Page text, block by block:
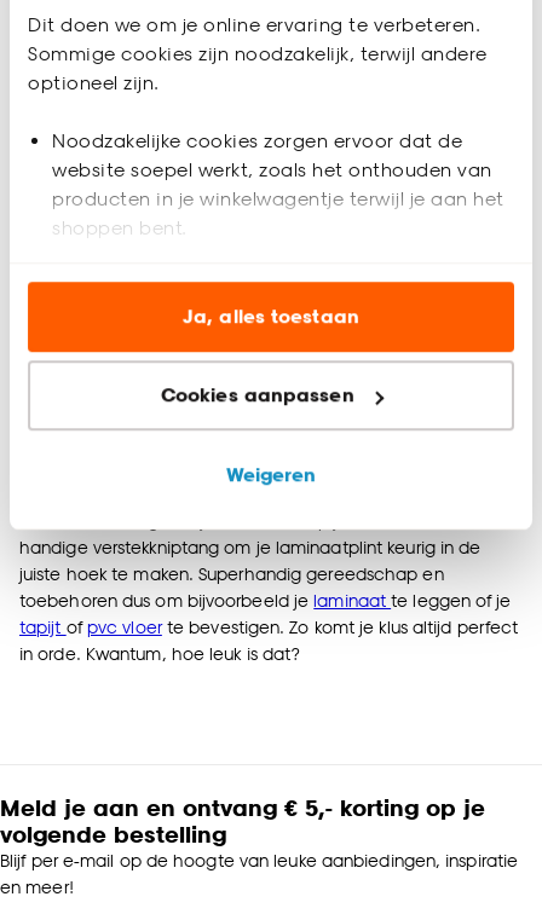
Dit doen we om je online ervaring te verbeteren.
Sommige cookies zijn noodzakelijk, terwijl andere
optioneel zijn.
Noodzakelijke cookies zorgen ervoor dat de
website soepel werkt, zoals het onthouden van
producten in je winkelwagentje terwijl je aan het
shoppen bent.
Analytische cookies (optioneel) helpen ons de
website te verbeteren voor jou en al onze andere
Marketing cookies (optioneel) laten jou
relevante informatie en aanbiedingen zien op
advertenties en communicatie.
Klik op ‘Ja, alles toestaan’ om gebruik te maken
van alle cookies, of klik op ‘weigeren’ om alleen de
noodzakelijke cookies te accepteren. Je kunt er ook
voor kiezen om bepaalde cookies wel of niet te
accepteren door op ‘Cookies aanpassen’ te
cookieverklaring.
Ja, alles toestaan
Cookies aanpassen
Weigeren
Verstekkniptang
5 ( )
-
Goedkope laminaatsnijder en meer: alles
voor het leggen van je vloer
Bij Kwantum vind je alle benodigdheden voor het leggen je
handige verstekkniptang om je laminaatplint keurig in de
juiste hoek te maken. Superhandig gereedschap en
toebehoren dus om bijvoorbeeld jelaminaatte leggen of je
tapijt ofpvc vloerte bevestigen. Zo komt je klus altijd perfect
in orde. Kwantum, hoe leuk is dat?
Meld je aan en ontvang € 5,- korting op je
volgende bestelling
Blijf per e-mail op de hoogte van leuke aanbiedingen, inspiratie
en meer!